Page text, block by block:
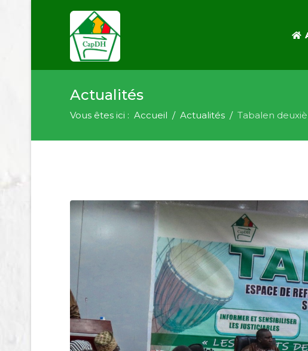
Actualités
Vous êtes ici : Accueil Actualités Tabalen